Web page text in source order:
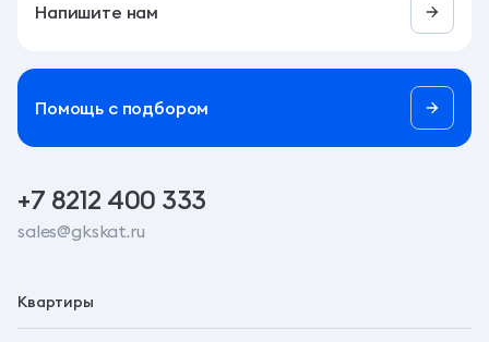
Напишите нам
Помощь c подбором
+7 8212 400 333
sales@gkskat.ru
Квартиры